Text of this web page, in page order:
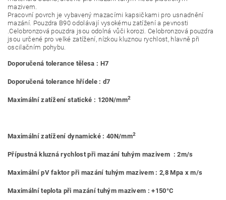
mazivem.
Pracovní povrch je vybavený mazacími kapsičkami pro usnadnění
mazání. Pouzdra B90 odolávají vysokému zatížení a pevnosti
.Celobronzová pouzdra jsou odolná vůči korozi. Celobronzová pouzdra
jsou určené pro velké zatížení, nízkou kluznou rychlost, hlavně při
oscilačním pohybu.
Doporučená tolerance tělesa : H7
Doporučená tolerance hřídele : d7
Maximální zatížení statické : 120N/mm2
Maximální zatížení dynamické : 40N/mm2
Přípustná kluzná rychlost při mazání tuhým mazivem : 2m/s
Maximální pV faktor při mazání tuhým mazivem : 2,8 Mpa x m/s
Maximální teplota při mazání tuhým mazivem : +150°C